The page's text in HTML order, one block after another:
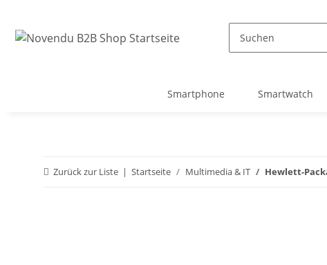
Smartphone Smartwatch
Zurück zur Liste Startseite Multimedia & IT Hewlett-